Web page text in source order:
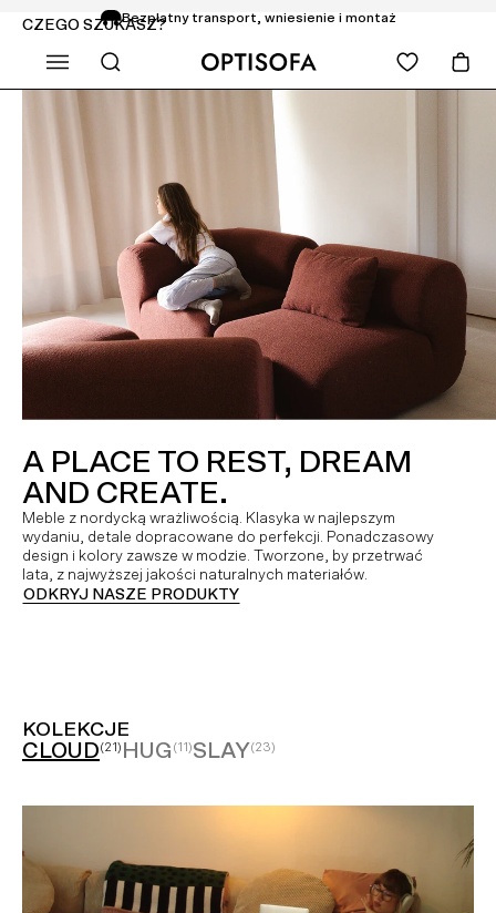
Bezpłatny transport, wniesienie i montaż
Zwrot do 14 dni
CZEGO SZUKASZ?
A PLACE TO REST, DREAM
AND CREATE.
Meble z nordycką wrażliwością. Klasyka w najlepszym
wydaniu, detale dopracowane do perfekcji. Ponadczasowy
design i kolory zawsze w modzie. Tworzone, by przetrwać
lata, z najwyższej jakości naturalnych materiałów.
ODKRYJ NASZE PRODUKTY
KOLEKCJE
CLOUD(21) HUG (11)SLAY(23)